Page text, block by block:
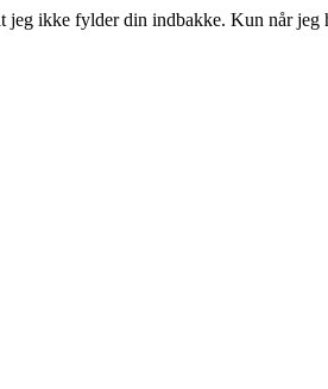
jeg ikke fylder din indbakke. Kun når jeg